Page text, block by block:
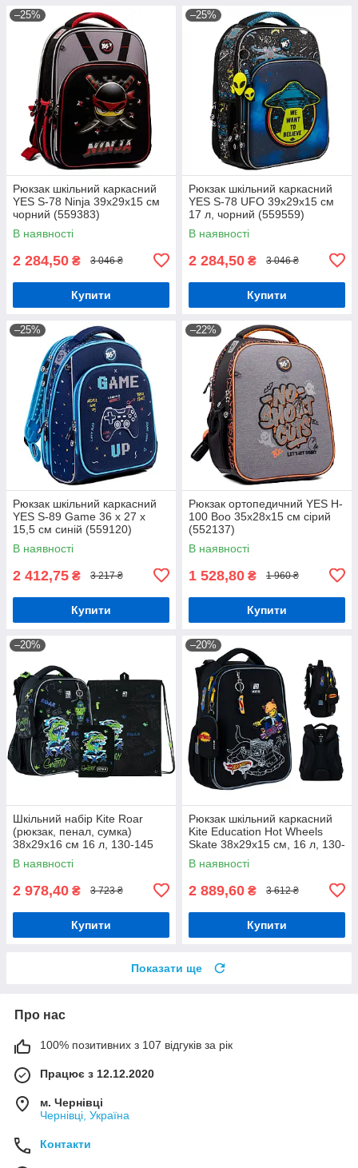
–25%
Рюкзак шкільний каркасний
YES S-78 Ninja 39х29х15 см
чорний (559383)
В наявності
2 284,50 ₴ 3 046 ₴
Купити
–25%
Рюкзак шкільний каркасний
YES S-78 UFO 39х29х15 см
17 л, чорний (559559)
В наявності
2 284,50 ₴ 3 046 ₴
Купити
–25%
Рюкзак шкільний каркасний
YES S-89 Game 36 x 27 x
15,5 см синій (559120)
В наявності
2 412,75 ₴ 3 217 ₴
Купити
–22%
Рюкзак ортопедичний YES H-
100 Boo 35х28х15 см сірий
(552137)
В наявності
1 528,80 ₴ 1 960 ₴
Купити
–20%
Шкільний набір Kite Roar
(рюкзак, пенал, сумка)
38x29x16 см 16 л, 130-145
см, SET_K24-531M-5
В наявності
2 978,40 ₴ 3 723 ₴
Купити
–20%
Рюкзак шкільний каркасний
Kite Education Hot Wheels
Skate 38x29x15 см, 16 л, 130-
145 см, чорний
В наявності
2 889,60 ₴ 3 612 ₴
Купити
Показати ще
Про нас
100% позитивних з 107 відгуків за рік
Працює з 12.12.2020
м. Чернівці
Чернівці, Україна
Контакти